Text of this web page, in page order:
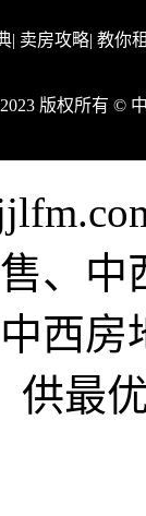
| 卖房攻略| 教你
2023 版权所有 ©
、
西
供最